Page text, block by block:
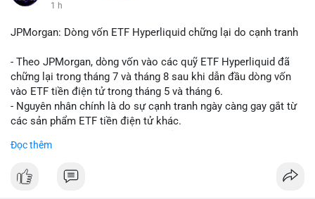
1 h
JPMorgan: Dòng vốn ETF Hyperliquid chững lại do cạnh tranh
- Theo JPMorgan, dòng vốn vào các quỹ ETF Hyperliquid đã
chững lại trong tháng 7 và tháng 8 sau khi dẫn đầu dòng vốn
vào ETF tiền điện tử trong tháng 5 và tháng 6.
- Nguyên nhân chính là do sự cạnh tranh ngày càng gay gắt từ
các sản phẩm ETF tiền điện tử khác.
Hyperliquid có thể đã giảm bớt, ảnh hưởng đến dòng vốn và
- Nhà đầu tư cần theo dõi sát sao diễn biến thị trường và các
Đọc thêm